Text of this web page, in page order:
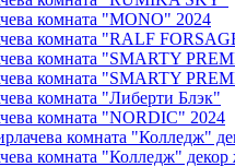
комната "MONO" 2024
комната "RALF
комната "SMARTY
комната "SMARTY
комната "Либерти Блэк"
комната "NORDIC" 2024
комната "Колледж"
комната "Колледж" декор